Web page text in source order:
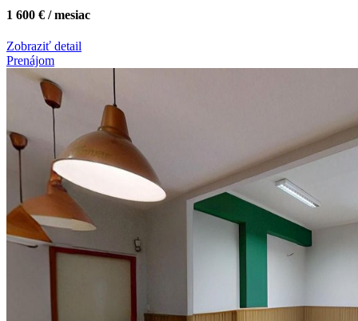
1 600 € / mesiac
Zobraziť detail
Prenájom